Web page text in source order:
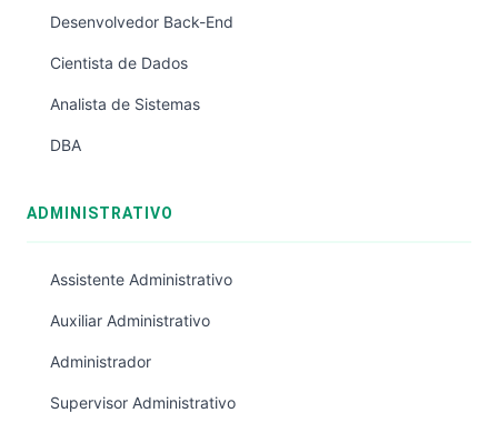
Desenvolvedor Back-End
Cientista de Dados
Analista de Sistemas
DBA
ADMINISTRATIVO
Assistente Administrativo
Auxiliar Administrativo
Administrador
Supervisor Administrativo